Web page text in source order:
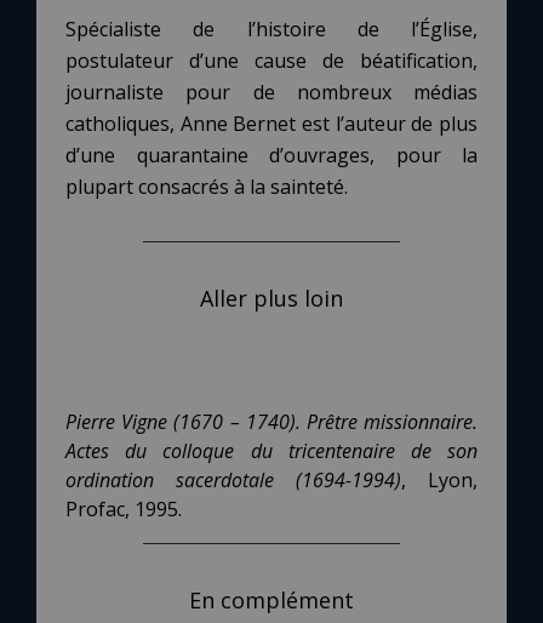
Spécialiste de l’histoire de l’Église,
postulateur d’une cause de béatification,
journaliste pour de nombreux médias
catholiques, Anne Bernet est l’auteur de plus
d’une quarantaine d’ouvrages, pour la
plupart consacrés à la sainteté.
Aller plus loin
Pierre Vigne (1670 – 1740). Prêtre missionnaire.
Actes du colloque du tricentenaire de son
ordination sacerdotale (1694-1994), Lyon,
Profac, 1995.
En complément